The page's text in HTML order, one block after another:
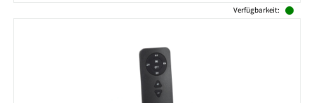
Verfügbarkeit: